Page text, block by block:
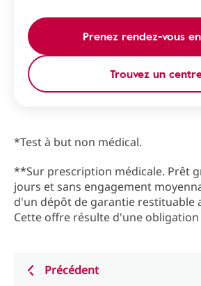
Prenez rendez-vous
Trouvez un
*Test à but non médical.
**Sur prescription médicale. Prêt
jours et sans engagement
d'un dépôt de garantie restituable
Cette offre résulte d'une obligation
Précédent